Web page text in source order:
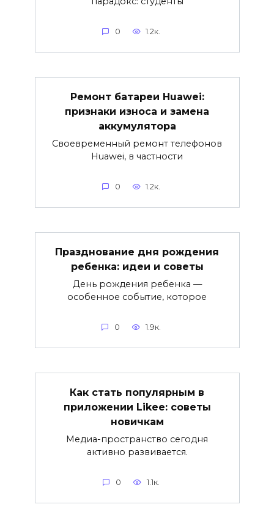
0 1.2к.
Ремонт батареи Huawei:
признаки износа и замена
аккумулятора
Своевременный ремонт телефонов
Huawei, в частности
0 1.2к.
Празднование дня рождения
ребенка: идеи и советы
День рождения ребенка —
особенное событие, которое
0 1.9к.
Как стать популярным в
приложении Likee: советы
новичкам
Медиа-пространство сегодня
активно развивается.
0 1.1к.